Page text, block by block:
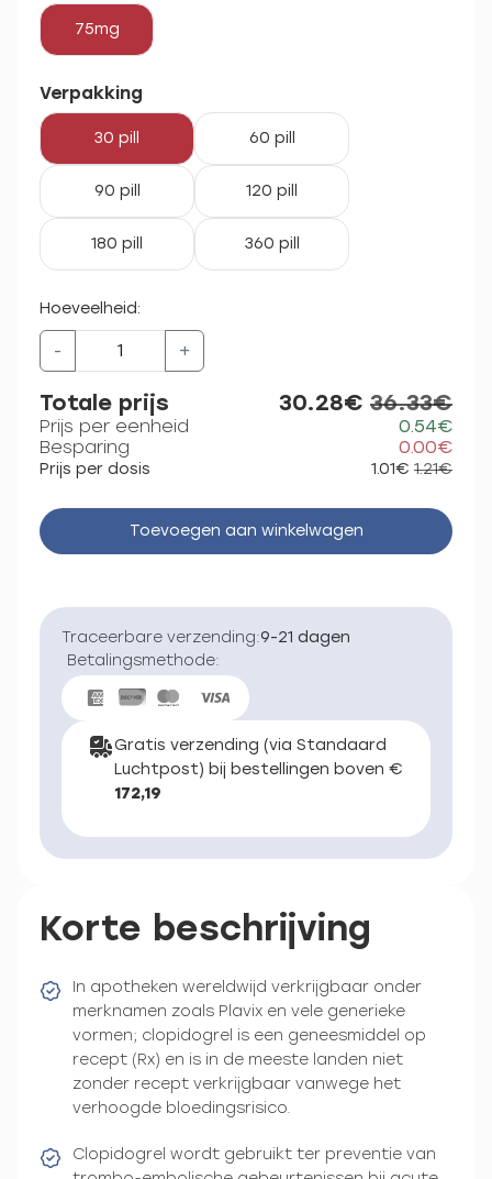
75mg
Verpakking
30 pill 60 pill
90 pill 120 pill
180 pill 360 pill
Hoeveelheid:
- +
Totale prijs 30.28€ 36.33€
Prijs per eenheid
0.54€
Besparing
0.00€
Prijs per dosis 1.01€ 1.21€
Toevoegen aan winkelwagen
Traceerbare verzending:9-21 dagen
Betalingsmethode:
Gratis verzending (via Standaard
Luchtpost) bij bestellingen boven €
172,19
Korte beschrijving
In apotheken wereldwijd verkrijgbaar onder
merknamen zoals Plavix en vele generieke
vormen; clopidogrel is een geneesmiddel op
recept (Rx) en is in de meeste landen niet
zonder recept verkrijgbaar vanwege het
verhoogde bloedingsrisico.
Clopidogrel wordt gebruikt ter preventie van